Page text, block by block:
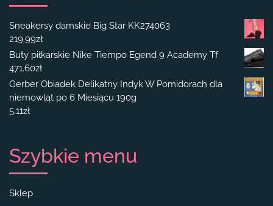
Sneakersy damskie Big Star KK274063
219.99zł
Buty piłkarskie Nike Tiempo Egend 9 Academy Tf
471.60zł
Gerber Obiadek Delikatny Indyk W Pomidorach dla
niemowląt po 6 Miesiącu 190g
5.11zł
Szybkie menu
Sklep